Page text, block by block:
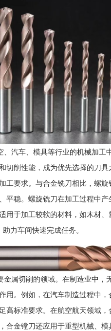
汽车、模具等行业的机械加工
切削性能，成为优先选择的刀
工要求。与合金铣刀相比，螺
平稳。螺旋铣刀在加工过程中
用于加工较软的材料，如木材
力车间快速完成任务。
属切削的领域。在制造业中，
用。例如，在汽车制造过程中
高标准要求。在航空航天领域
合金镗刀还应用于重型机械、